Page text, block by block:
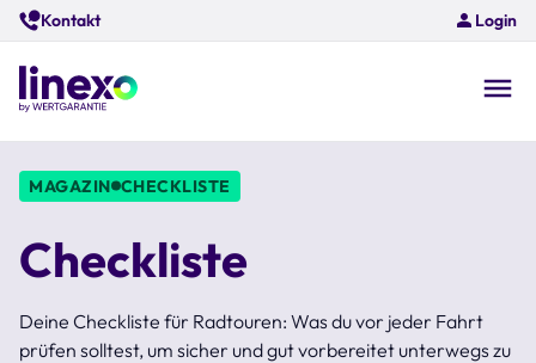
Skip
to
main
content
Kontakt Login
MAGAZIN CHECKLISTE
Checkliste
Deine Checkliste für Radtouren: Was du vor jeder Fahrt
prüfen solltest, um sicher und gut vorbereitet unterwegs zu